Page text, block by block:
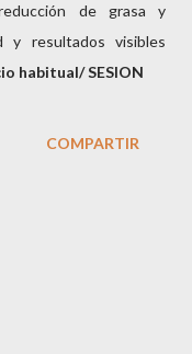
de grasa y
y resultados visibles
habitual/ SESION
COMPARTIR